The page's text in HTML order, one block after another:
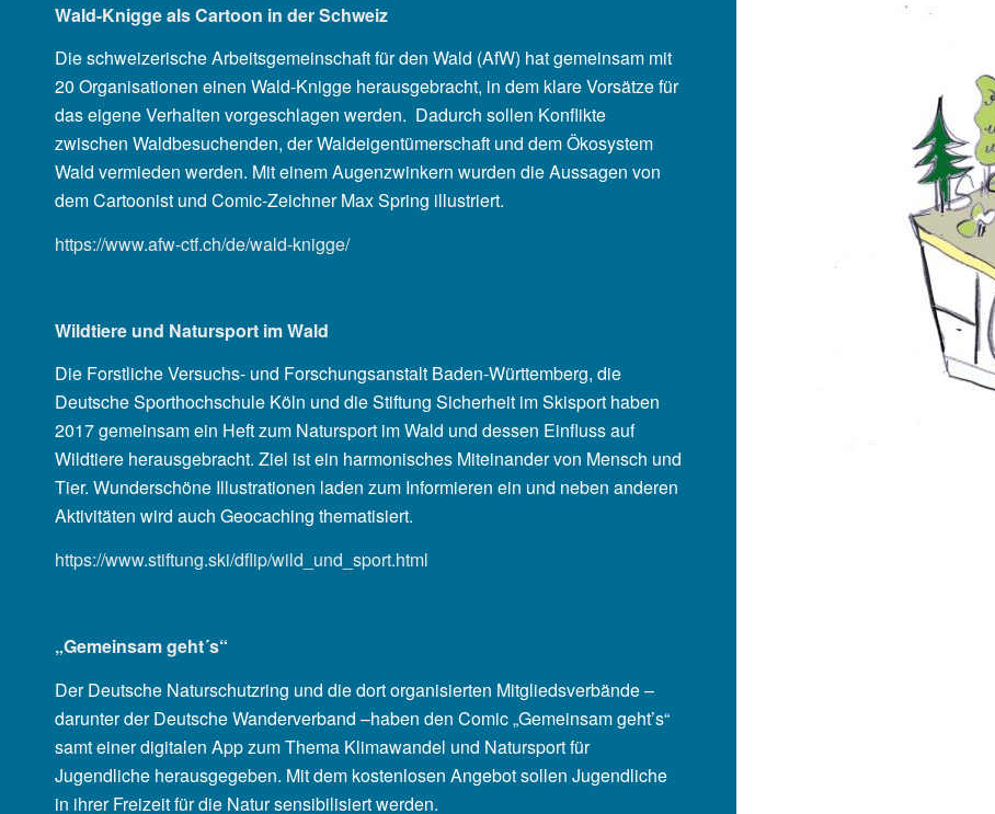
Wald-Knigge als Cartoon in der Schweiz
Die schweizerische Arbeitsgemeinschaft für den Wald (AfW) hat gemeinsam mit
20 Organisationen einen Wald-Knigge herausgebracht, in dem klare Vorsätze für
das eigene Verhalten vorgeschlagen werden. Dadurch sollen Konflikte
zwischen Waldbesuchenden, der Waldeigentümerschaft und dem Ökosystem
Wald vermieden werden. Mit einem Augenzwinkern wurden die Aussagen von
dem Cartoonist und Comic-Zeichner Max Spring illustriert.
https://www.afw-ctf.ch/de/wald-knigge/
Wildtiere und Natursport im Wald
Die Forstliche Versuchs- und Forschungsanstalt Baden-Württemberg, die
Deutsche Sporthochschule Köln und die Stiftung Sicherheit im Skisport haben
2017 gemeinsam ein Heft zum Natursport im Wald und dessen Einfluss auf
Wildtiere herausgebracht. Ziel ist ein harmonisches Miteinander von Mensch und
Tier. Wunderschöne Illustrationen laden zum Informieren ein und neben anderen
Aktivitäten wird auch Geocaching thematisiert.
https://www.stiftung.ski/dflip/wild_und_sport.html
„Gemeinsam geht´s“
Der Deutsche Naturschutzring und die dort organisierten Mitgliedsverbände –
darunter der Deutsche Wanderverband –haben den Comic „Gemeinsam geht’s“
samt einer digitalen App zum Thema Klimawandel und Natursport für
Jugendliche herausgegeben. Mit dem kostenlosen Angebot sollen Jugendliche
in ihrer Freizeit für die Natur sensibilisiert werden.